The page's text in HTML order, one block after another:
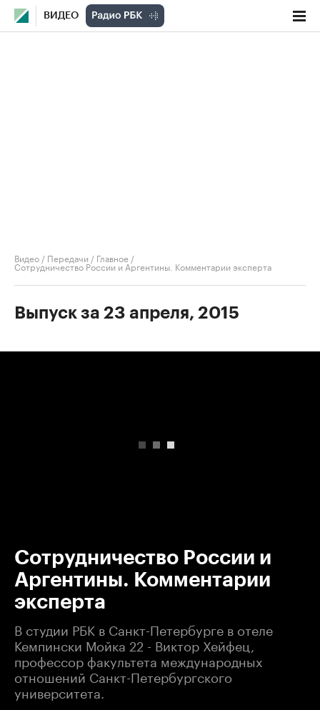
ВИДЕО
Видео / Передачи / Главное /
Сотрудничество России и Аргентины. Комментарии эксперта
Выпуск за 23 апреля, 2015
Сотрудничество России и
Аргентины. Комментарии
эксперта
В студии РБК в Санкт-Петербурге в отеле
Кемпински Мойка 22 - Виктор Хейфец,
профессор факультета международных
отношений Санкт-Петербургского
университета.